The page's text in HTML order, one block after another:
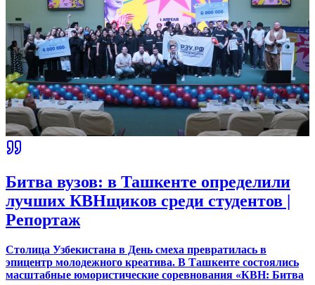
Битва вузов: в Ташкенте определили
лучших КВНщиков среди студентов |
Репортаж
Столица Узбекистана в День смеха превратилась в
эпицентр молодежного креатива. В Ташкенте состоялись
масштабные юмористические соревнования «КВН: Битва